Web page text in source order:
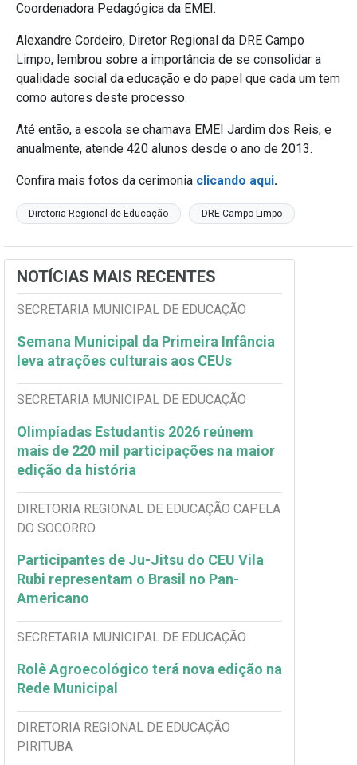
Coordenadora Pedagógica da EMEI.
Alexandre Cordeiro, Diretor Regional da DRE Campo
Limpo, lembrou sobre a importância de se consolidar a
qualidade social da educação e do papel que cada um tem
como autores deste processo.
Até então, a escola se chamava EMEI Jardim dos Reis, e
anualmente, atende 420 alunos desde o ano de 2013.
Confira mais fotos da cerimonia clicando aqui.
Diretoria Regional de Educação DRE Campo Limpo
NOTÍCIAS MAIS RECENTES
SECRETARIA MUNICIPAL DE EDUCAÇÃO
Semana Municipal da Primeira Infância
leva atrações culturais aos CEUs
SECRETARIA MUNICIPAL DE EDUCAÇÃO
Olimpíadas Estudantis 2026 reúnem
mais de 220 mil participações na maior
edição da história
DIRETORIA REGIONAL DE EDUCAÇÃO CAPELA
DO SOCORRO
Participantes de Ju-Jitsu do CEU Vila
Rubi representam o Brasil no Pan-
Americano
SECRETARIA MUNICIPAL DE EDUCAÇÃO
Rolê Agroecológico terá nova edição na
Rede Municipal
DIRETORIA REGIONAL DE EDUCAÇÃO
PIRITUBA